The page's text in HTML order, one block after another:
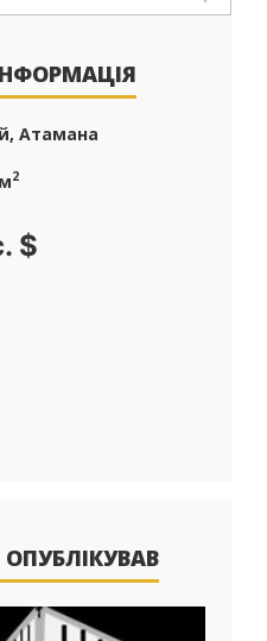
Атамана
2
$